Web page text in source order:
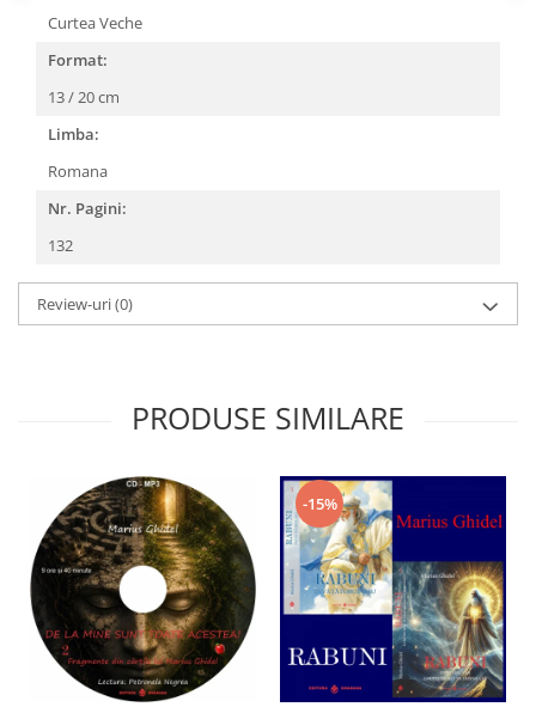
Curtea Veche
Format:
13 / 20 cm
Limba:
Romana
Nr. Pagini:
132
Review-uri(0)
PRODUSE SIMILARE
-15%